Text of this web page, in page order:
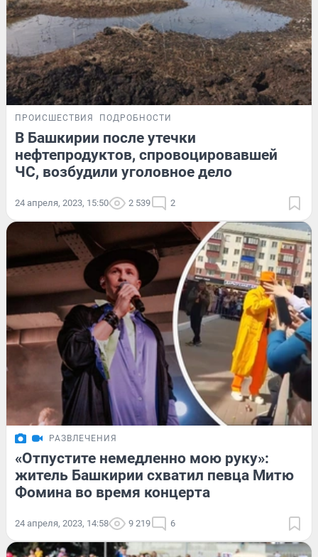
ПРОИСШЕСТВИЯ ПОДРОБНОСТИ
В Башкирии после утечки
нефтепродуктов, спровоцировавшей
ЧС, возбудили уголовное дело
24 апреля, 2023, 15:50 2 539 2
РАЗВЛЕЧЕНИЯ
«Отпустите немедленно мою руку»:
житель Башкирии схватил певца Митю
Фомина во время концерта
24 апреля, 2023, 14:58 9 219 6